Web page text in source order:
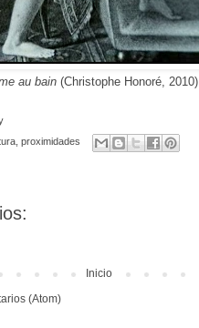
au bain (Christophe Honoré, 2010)
proximidades
Inicio
(Atom)